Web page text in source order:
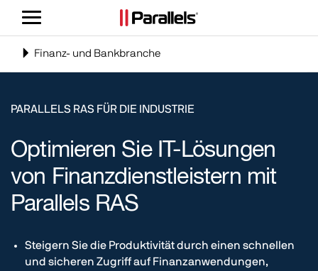
Navigation
Toggle
Finanz- und Bankbranche
PARALLELS RAS FÜR DIE INDUSTRIE
Optimieren Sie IT-Lösungen
von Finanzdienstleistern mit
Parallels RAS
Steigern Sie die Produktivität durch einen schnellen
und sicheren Zugriff auf Finanzanwendungen,